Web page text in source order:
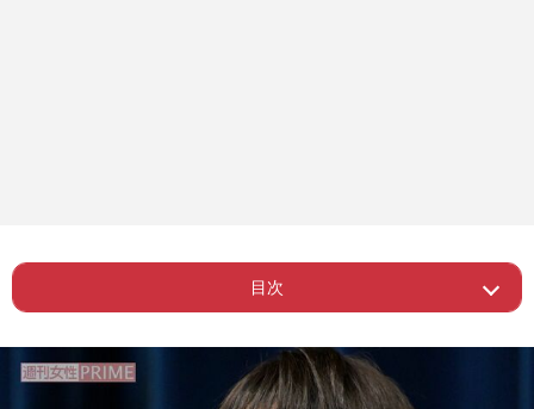
目次
Page 1 ー 炎上投稿に早稲田大学は